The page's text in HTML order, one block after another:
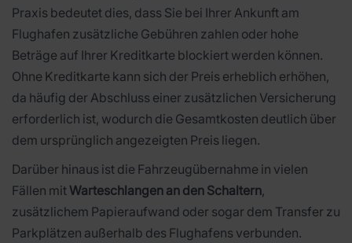
Praxis bedeutet dies, dass Sie bei Ihrer Ankunft am
Flughafen zusätzliche Gebühren zahlen oder hohe
Beträge auf Ihrer Kreditkarte blockiert werden können.
Ohne Kreditkarte kann sich der Preis erheblich erhöhen,
da häufig der Abschluss einer zusätzlichen Versicherung
erforderlich ist, wodurch die Gesamtkosten deutlich über
dem ursprünglich angezeigten Preis liegen.
Darüber hinaus ist die Fahrzeugübernahme in vielen
Fällen mit Warteschlangen an den Schaltern,
zusätzlichem Papieraufwand oder sogar dem Transfer zu
Parkplätzen außerhalb des Flughafens verbunden.